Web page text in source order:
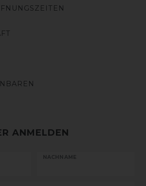
ANMELDEN
NACHNAME